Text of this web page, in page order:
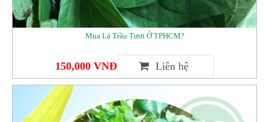
Mua Lá Trầu Tươi Ở TPHCM?
150,000 VNĐ